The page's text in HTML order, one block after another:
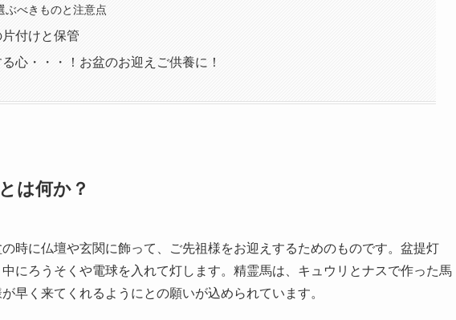
ぶべきものと注意点
付けと保管
心・・・！お盆のお迎えご供養に！
は何か？
時に仏壇や玄関に飾って、ご先祖様をお迎えするためのものです。盆提灯
にろうそくや電球を入れて灯します。精霊馬は、キュウリとナスで作った馬
早く来てくれるようにとの願いが込められています。